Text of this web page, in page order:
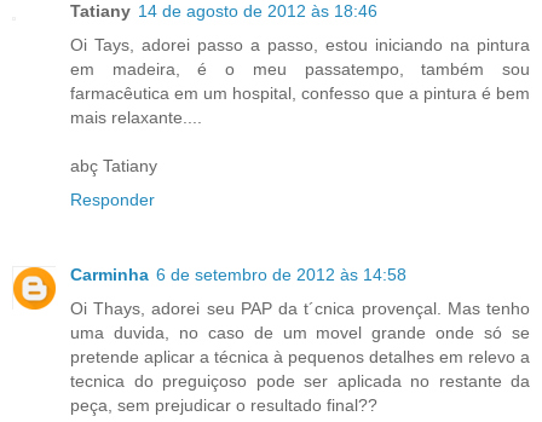
Tatiany 14 de agosto de 2012 às 18:46
Oi Tays, adorei passo a passo, estou iniciando na pintura
em madeira, é o meu passatempo, também sou
farmacêutica em um hospital, confesso que a pintura é bem
mais relaxante....
abç Tatiany
Responder
Carminha 6 de setembro de 2012 às 14:58
Oi Thays, adorei seu PAP da t´cnica provençal. Mas tenho
uma duvida, no caso de um movel grande onde só se
pretende aplicar a técnica à pequenos detalhes em relevo a
tecnica do preguiçoso pode ser aplicada no restante da
peça, sem prejudicar o resultado final??